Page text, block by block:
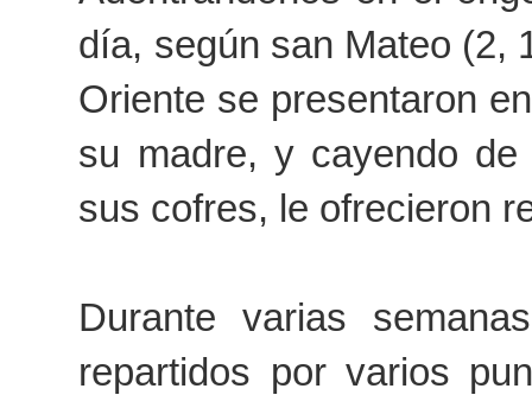
día, según san Mateo (2,
Oriente se presentaron
su madre, y cayendo de
sus cofres, le ofrecieron
Durante varias
repartidos por varios